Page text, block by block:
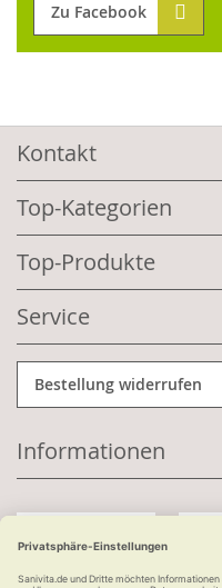
Zu Facebook
Kontakt
Top-Kategorien
Top-Produkte
Service
Bestellung widerrufen
Informationen